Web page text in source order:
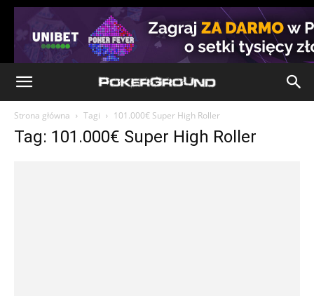
Strona główna Tagi 101.000€ Super High Roller
Tag: 101.000€ Super High Roller